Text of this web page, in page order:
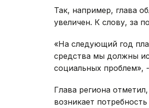
Так, например, глава
увеличен. К слову, за
«На следующий год
средства мы должны
социальных проблем»,
Глава региона
возникает